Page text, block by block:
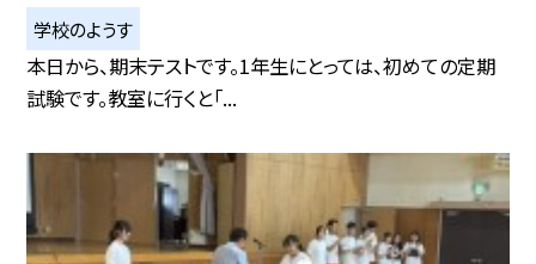
学校のようす
本日から、期末テストです。1年生にとっては、初めての定期
試験です。教室に行くと「...